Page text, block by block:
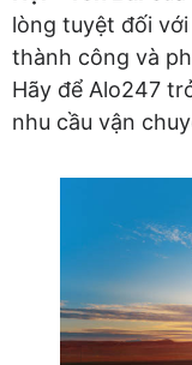
lòng tuyệt đối
thành công và
Hãy để Alo247
nhu cầu vận